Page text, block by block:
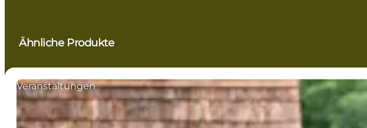
Ähnliche Produkte
Veranstaltungen